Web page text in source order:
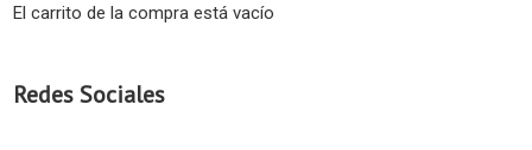
El carrito de la compra está vacío
Redes Sociales